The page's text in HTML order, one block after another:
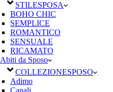
STILESPOSA
BOHO CHIC
SEMPLICE
ROMANTICO
SENSUALE
RICAMATO
Abiti da Sposo
COLLEZIONESPOSO
Adimo
Canali